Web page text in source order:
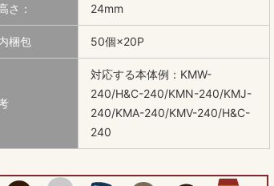
さ： 24mm
梱包 50個×20P
対応する本体例：KMW-
240/H&C-240/KMN-240/KMJ-
240/KMA-240/KMV-240/H&C-
240